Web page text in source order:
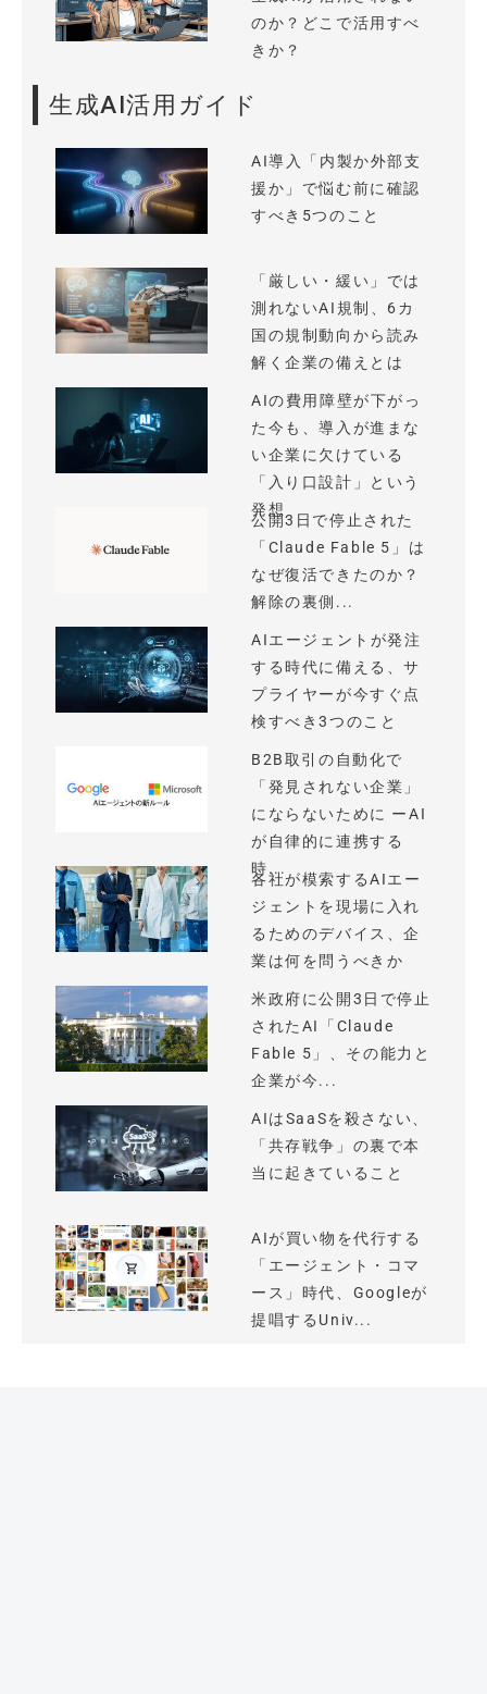
のか？どこで活用すべ
きか？
生成AI活用ガイド
AI導入「内製か外部支
援か」で悩む前に確認
すべき5つのこと
「厳しい・緩い」では
測れないAI規制、6カ
国の規制動向から読み
解く企業の備えとは
AIの費用障壁が下がっ
た今も、導入が進まな
い企業に欠けている
「入り口設計」という
発想
公開3日で停止された
「Claude Fable 5」は
なぜ復活できたのか？
解除の裏側...
AIエージェントが発注
する時代に備える、サ
プライヤーが今すぐ点
検すべき3つのこと
B2B取引の自動化で
「発見されない企業」
にならないために ーAI
が自律的に連携する
時...
各社が模索するAIエー
ジェントを現場に入れ
るためのデバイス、企
業は何を問うべきか
米政府に公開3日で停止
されたAI「Claude
Fable 5」、その能力と
企業が今...
AIはSaaSを殺さない、
「共存戦争」の裏で本
当に起きていること
AIが買い物を代行する
「エージェント・コマ
ース」時代、Googleが
提唱するUniv...